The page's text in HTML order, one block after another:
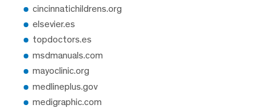
cincinnatichildrens.org
elsevier.es
topdoctors.es
msdmanuals.com
mayoclinic.org
medlineplus.gov
medigraphic.com